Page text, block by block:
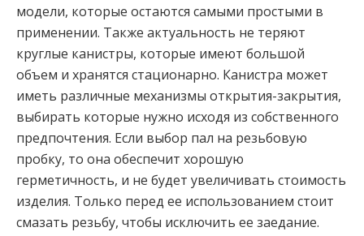
модели, которые остаются самыми простыми в
применении. Также актуальность не теряют
круглые канистры, которые имеют большой
объем и хранятся стационарно. Канистра может
иметь различные механизмы открытия-закрытия,
выбирать которые нужно исходя из собственного
предпочтения. Если выбор пал на резьбовую
пробку, то она обеспечит хорошую
герметичность, и не будет увеличивать стоимость
изделия. Только перед ее использованием стоит
смазать резьбу, чтобы исключить ее заедание.